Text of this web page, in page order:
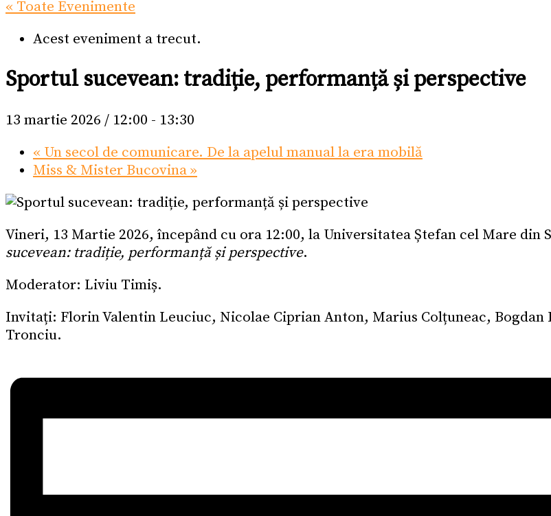
« Toate Evenimente
Acest eveniment a trecut.
Sportul sucevean: tradiție, performanță și perspective
13 martie 2026 / 12:00 - 13:30
« Un secol de comunicare. De la apelul manual la era mobilă
Miss & Mister Bucovina»
Vineri, 13 Martie 2026, începând cu ora 12:00, la Universitatea Ștefan cel Mare din
sucevean: tradiție, performanță și perspective.
Moderator: Liviu Timiș.
Invitați: Florin Valentin Leuciuc, Nicolae Ciprian Anton, Marius Colțuneac, Bogdan
Tronciu.